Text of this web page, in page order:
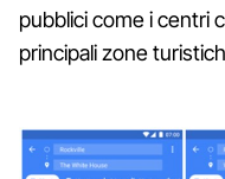
pubblici come i centri
principali zone